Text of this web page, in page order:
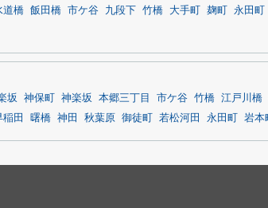
道橋 飯田橋 市ケ谷 九段下 竹橋 大手町 麹町 永田町
坂 神保町 神楽坂 本郷三丁目 市ケ谷 竹橋 江戸川橋
稲田
曙橋 神田 秋葉原 御徒町 若松河田 永田町 岩本